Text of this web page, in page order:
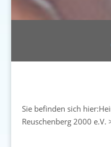
Sie befinden sich hier:
Reuschenberg 2000 e.V.